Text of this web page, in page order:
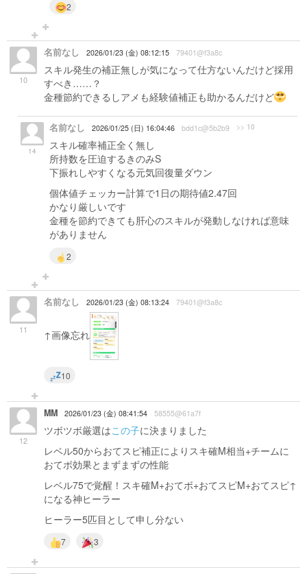
2
10
名前なし 2026/01/23 (金) 08:12:15 79401@f3a8c
スキル発生の補正無しが気になって仕方ないんだけど採用
すべき……？
金種節約できるしアメも経験値補正も助かるんだけど
14
名前なし 2026/01/25 (日) 16:04:46 bdd1c@5b2b9 >> 10
スキル確率補正全く無し
所持数を圧迫するきのみS
下振れしやすくなる元気回復量ダウン
個体値チェッカー計算で1日の期待値2.47回
かなり厳しいです
金種を節約できても肝心のスキルが発動しなければ意味
がありません
2
11
名前なし 2026/01/23 (金) 08:13:24 79401@f3a8c
↑画像忘れ
10
12
MM 2026/01/23 (金) 08:41:54 58555@61a7f
ツボツボ厳選はこの子に決まりました
レベル50からおてスピ補正によりスキ確M相当+チームに
おてボ効果とまずまずの性能
レベル75で覚醒！スキ確M+おてボ+おてスピM+おてスピ↑
になる神ヒーラー
ヒーラー5匹目として申し分ない
7 3